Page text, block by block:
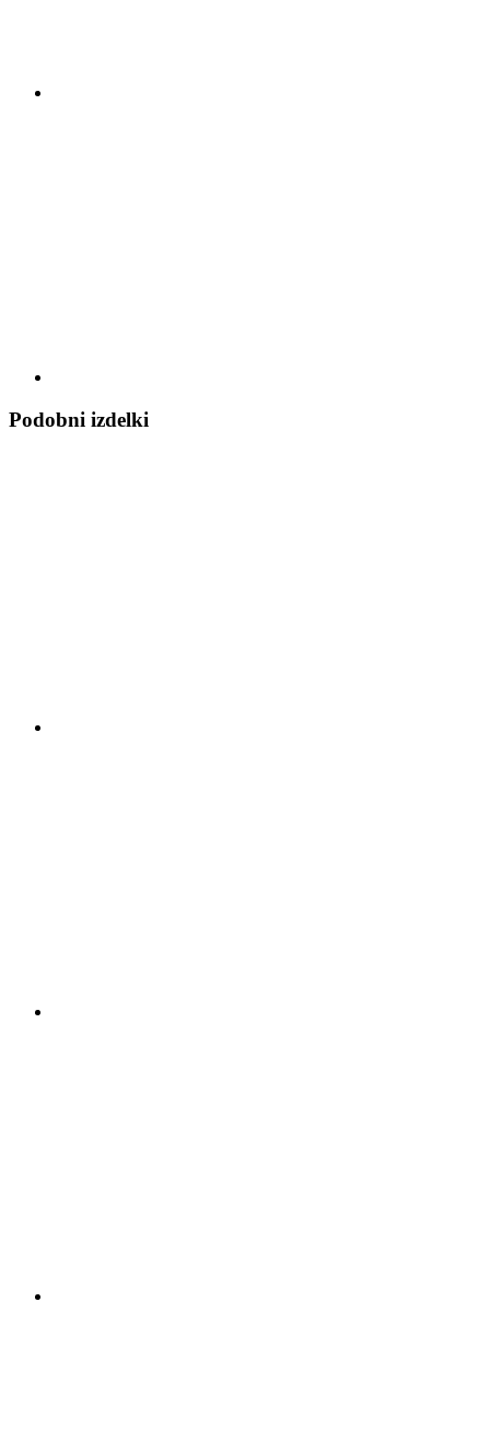
Podobni izdelki